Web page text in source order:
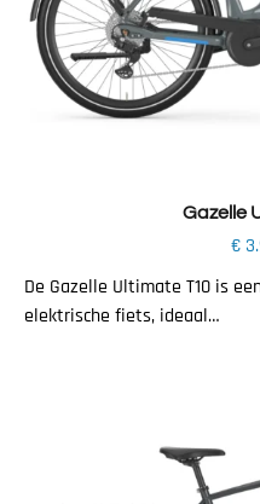
Gazelle
€
De Gazelle Ultimate T10 is
elektrische fiets, ideaal…